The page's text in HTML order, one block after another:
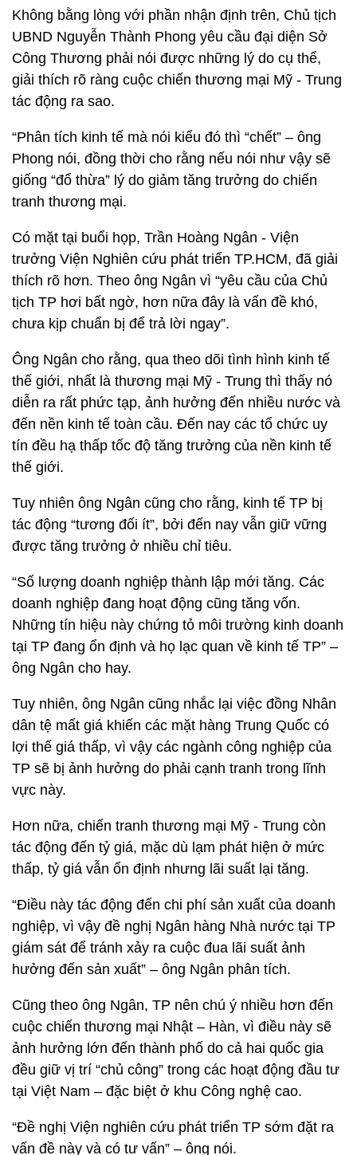
Không bằng lòng với phần nhận định trên, Chủ tịch
UBND Nguyễn Thành Phong yêu cầu đại diện Sở
Công Thương phải nói được những lý do cụ thể,
giải thích rõ ràng cuộc chiến thương mại Mỹ - Trung
tác động ra sao.
“Phân tích kinh tế mà nói kiểu đó thì “chết” – ông
Phong nói, đồng thời cho rằng nếu nói như vậy sẽ
giống “đổ thừa” lý do giảm tăng trưởng do chiến
tranh thương mại.
Có mặt tại buổi họp, Trần Hoàng Ngân - Viện
trưởng Viện Nghiên cứu phát triển TP.HCM, đã giải
thích rõ hơn. Theo ông Ngân vì “yêu cầu của Chủ
tịch TP hơi bất ngờ, hơn nữa đây là vấn đề khó,
chưa kịp chuẩn bị để trả lời ngay”.
Ông Ngân cho rằng, qua theo dõi tình hình kinh tế
thế giới, nhất là thương mại Mỹ - Trung thì thấy nó
diễn ra rất phức tạp, ảnh hưởng đến nhiều nước và
đến nền kinh tế toàn cầu. Đến nay các tổ chức uy
tín đều hạ thấp tốc độ tăng trưởng của nền kinh tế
thế giới.
Tuy nhiên ông Ngân cũng cho rằng, kinh tế TP bị
tác động “tương đối ít”, bởi đến nay vẫn giữ vững
được tăng trưởng ở nhiều chỉ tiêu.
“Số lượng doanh nghiệp thành lập mới tăng. Các
doanh nghiệp đang hoạt động cũng tăng vốn.
Những tín hiệu này chứng tỏ môi trường kinh doanh
tại TP đang ổn định và họ lạc quan về kinh tế TP” –
ông Ngân cho hay.
Tuy nhiên, ông Ngân cũng nhắc lại việc đồng Nhân
dân tệ mất giá khiến các mặt hàng Trung Quốc có
lợi thế giá thấp, vì vậy các ngành công nghiệp của
TP sẽ bị ảnh hưởng do phải cạnh tranh trong lĩnh
vực này.
Hơn nữa, chiến tranh thương mại Mỹ - Trung còn
tác động đến tỷ giá, mặc dù lạm phát hiện ở mức
thấp, tỷ giá vẫn ổn định nhưng lãi suất lại tăng.
“Điều này tác động đến chi phí sản xuất của doanh
nghiệp, vì vậy đề nghị Ngân hàng Nhà nước tại TP
giám sát để tránh xảy ra cuộc đua lãi suất ảnh
hưởng đến sản xuất” – ông Ngân phân tích.
Cũng theo ông Ngân, TP nên chú ý nhiều hơn đến
cuộc chiến thương mại Nhật – Hàn, vì điều này sẽ
ảnh hưởng lớn đến thành phố do cả hai quốc gia
đều giữ vị trí “chủ công” trong các hoạt động đầu tư
tại Việt Nam – đặc biệt ở khu Công nghệ cao.
“Đề nghị Viện nghiên cứu phát triển TP sớm đặt ra
vấn đề này và có tư vấn” – ông nói.